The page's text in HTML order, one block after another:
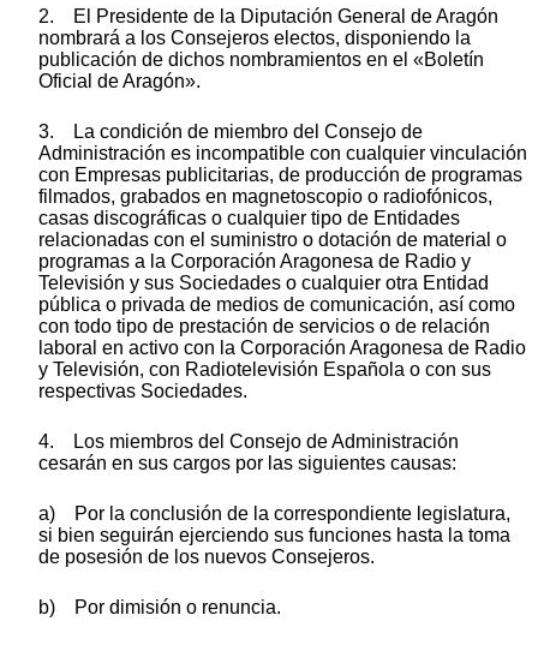
2. El Presidente de la Diputación General de Aragón
nombrará a los Consejeros electos, disponiendo la
publicación de dichos nombramientos en el «Boletín
Oficial de Aragón».
3. La condición de miembro del Consejo de
Administración es incompatible con cualquier vinculación
con Empresas publicitarias, de producción de programas
filmados, grabados en magnetoscopio o radiofónicos,
casas discográficas o cualquier tipo de Entidades
relacionadas con el suministro o dotación de material o
programas a la Corporación Aragonesa de Radio y
Televisión y sus Sociedades o cualquier otra Entidad
pública o privada de medios de comunicación, así como
con todo tipo de prestación de servicios o de relación
laboral en activo con la Corporación Aragonesa de Radio
y Televisión, con Radiotelevisión Española o con sus
respectivas Sociedades.
4. Los miembros del Consejo de Administración
cesarán en sus cargos por las siguientes causas:
a) Por la conclusión de la correspondiente legislatura,
si bien seguirán ejerciendo sus funciones hasta la toma
de posesión de los nuevos Consejeros.
b) Por dimisión o renuncia.